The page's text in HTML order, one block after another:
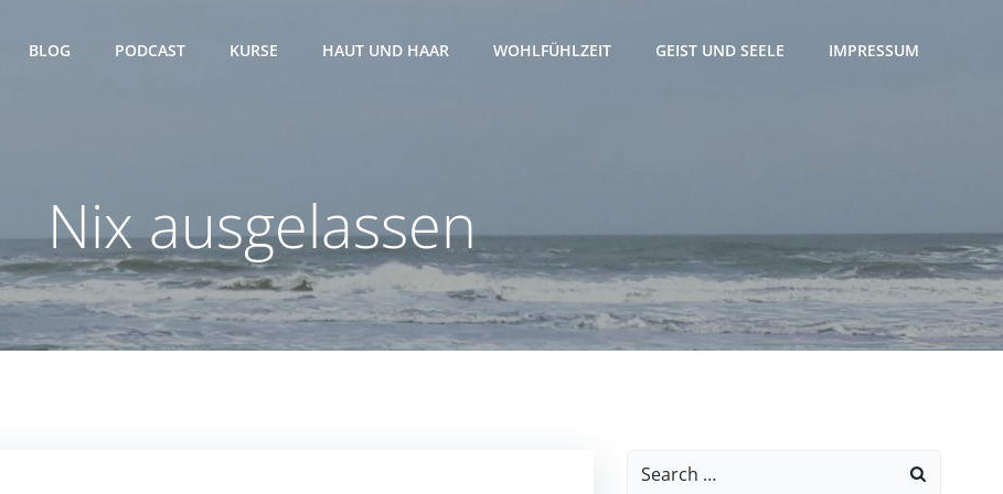
BLOG PODCAST KURSE HAUT UND HAAR WOHLFÜHLZEIT GEIST UND SEELE IMPRESSUM
Nix ausgelassen
Search